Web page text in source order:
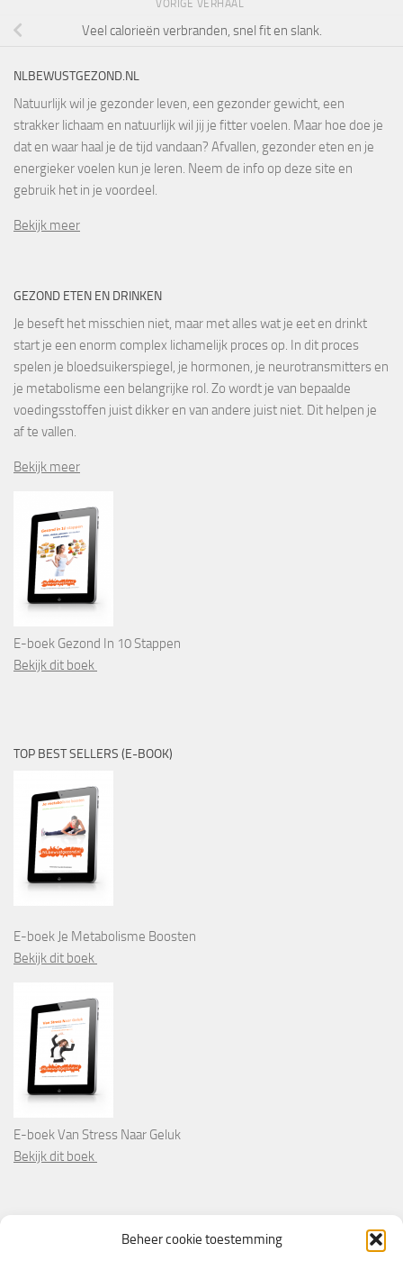
Beheer cookie toestemming
VORIGE VERHAAL
Veel calorieën verbranden, snel fit en slank.
NLBEWUSTGEZOND.NL
Natuurlijk wil je gezonder leven, een gezonder gewicht, een
strakker lichaam en natuurlijk wil jij je fitter voelen. Maar hoe doe je
dat en waar haal je de tijd vandaan? Afvallen, gezonder eten en je
energieker voelen kun je leren. Neem de info op deze site en
gebruik het in je voordeel.
Bekijk meer
GEZOND ETEN EN DRINKEN
Je beseft het misschien niet, maar met alles wat je eet en drinkt
start je een enorm complex lichamelijk proces op. In dit proces
spelen je bloedsuikerspiegel, je hormonen, je neurotransmitters en
je metabolisme een belangrijke rol. Zo wordt je van bepaalde
voedingsstoffen juist dikker en van andere juist niet. Dit helpen je
af te vallen.
Bekijk meer
E-boek Gezond In 10 Stappen
Bekijk dit boek
TOP BEST SELLERS (E-BOOK)
E-boek Je Metabolisme Boosten
Bekijk dit boek
E-boek Van Stress Naar Geluk
Bekijk dit boek